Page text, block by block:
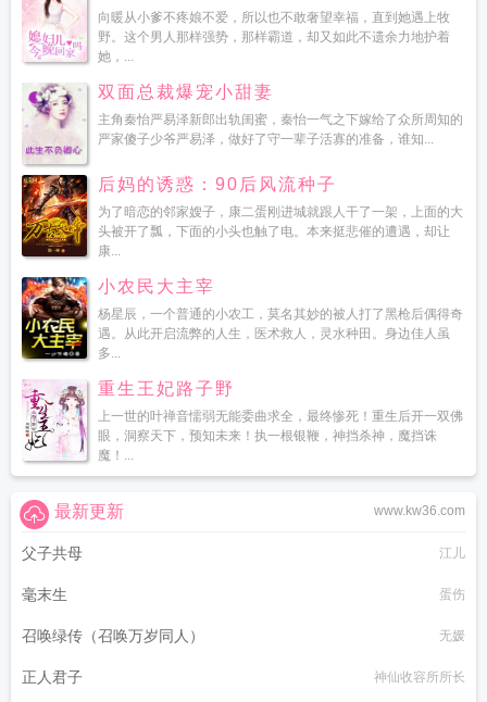
向暖从小爹不疼娘不爱，所以也不敢奢望幸福，直到她遇上牧
野。这个男人那样强势，那样霸道，却又如此不遗余力地护着
她，...
双面总裁爆宠小甜妻
主角秦怡严易泽新郎出轨闺蜜，秦怡一气之下嫁给了众所周知的
严家傻子少爷严易泽，做好了守一辈子活寡的准备，谁知...
后妈的诱惑：90后风流种子
为了暗恋的邻家嫂子，康二蛋刚进城就跟人干了一架，上面的大
头被开了瓢，下面的小头也触了电。本来挺悲催的遭遇，却让
康...
小农民大主宰
杨星辰，一个普通的小农工，莫名其妙的被人打了黑枪后偶得奇
遇。从此开启流弊的人生，医术救人，灵水种田。身边佳人虽
多...
重生王妃路子野
上一世的叶禅音懦弱无能委曲求全，最终惨死！重生后开一双佛
眼，洞察天下，预知未来！执一根银鞭，神挡杀神，魔挡诛
魔！...
www.kw36.com
最新更新
父子共母 江儿
毫末生 蛋伤
召唤绿传（召唤万岁同人） 无媛
正人君子 神仙收容所所长